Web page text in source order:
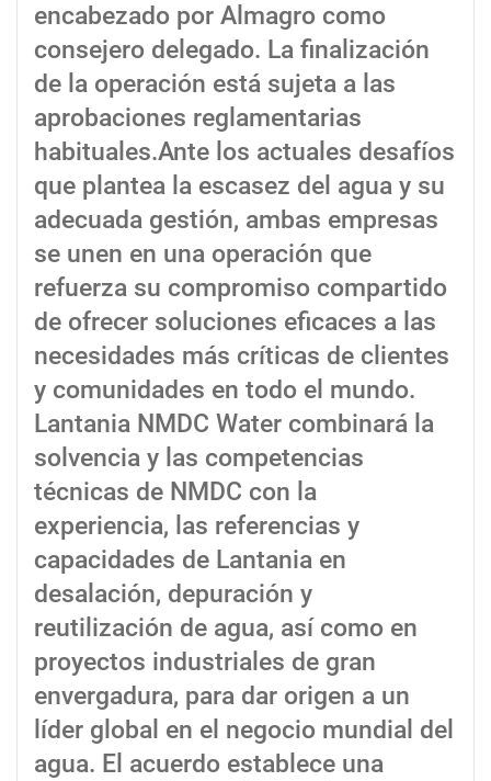
encabezado por Almagro como
consejero delegado. La finalización
de la operación está sujeta a las
aprobaciones reglamentarias
habituales.Ante los actuales desafíos
que plantea la escasez del agua y su
adecuada gestión, ambas empresas
se unen en una operación que
refuerza su compromiso compartido
de ofrecer soluciones eficaces a las
necesidades más críticas de clientes
y comunidades en todo el mundo.
Lantania NMDC Water combinará la
solvencia y las competencias
técnicas de NMDC con la
experiencia, las referencias y
capacidades de Lantania en
desalación, depuración y
reutilización de agua, así como en
proyectos industriales de gran
envergadura, para dar origen a un
líder global en el negocio mundial del
agua. El acuerdo establece una